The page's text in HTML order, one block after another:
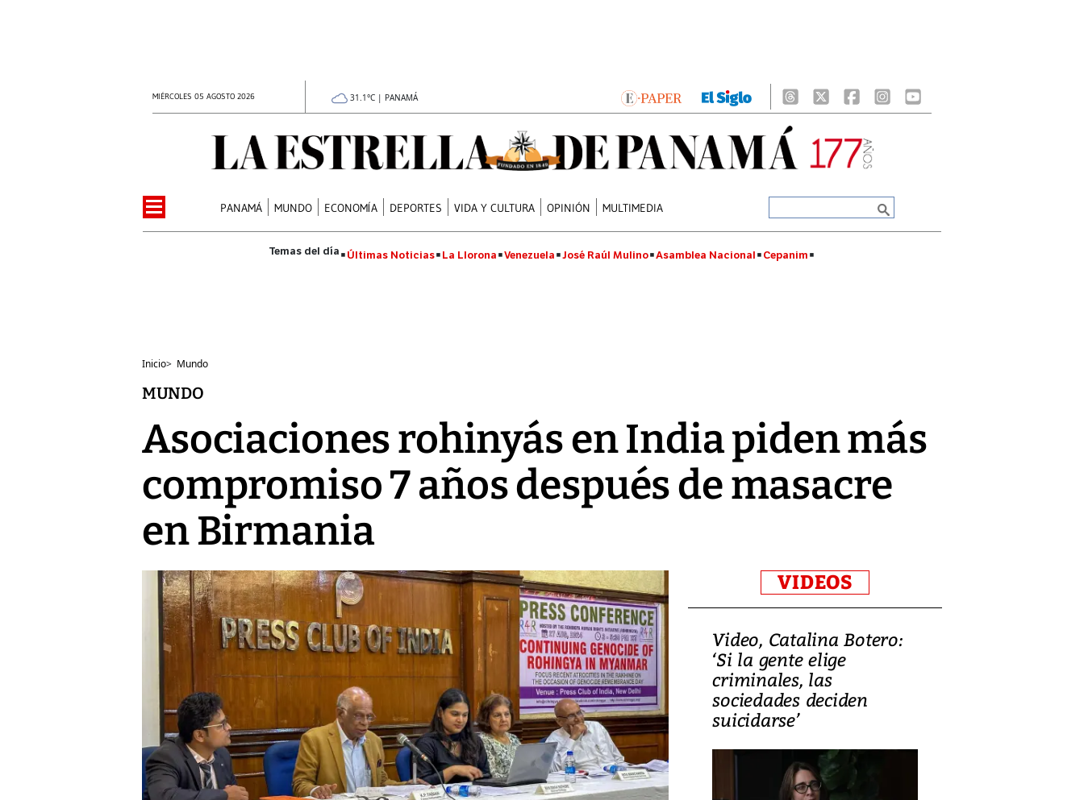
MIÉRCOLES 05 AGOSTO 2026 31.1°C | PANAMÁ
PANAMÁ MUNDO ECONOMÍA DEPORTES VIDA Y CULTURA OPINIÓN MULTIMEDIA
Últimas Noticias La Llorona Venezuela José Raúl Mulino Asamblea Nacional Cepanim
Inicio> Mundo
MUNDO
Asociaciones rohinyás en India piden más
compromiso 7 años después de masacre
en Birmania
VIDEOS
Video, Japón: Terremoto
deja heridos y graves
daños en Kumamoto
Video, Catalina Botero:
‘Si la gente elige
criminales, las
sociedades deciden
suicidarse’